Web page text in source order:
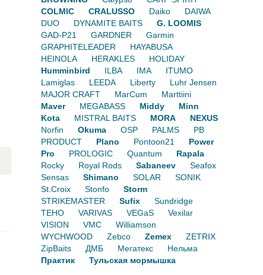
COLMIC
CRALUSSO Daiko
DAIWA
DUO
DYNAMITE BAITS
G. LOOMIS
GAD-P21
GARDNER
Garmin
GRAPHITELEADER
HAYABUSA
HEINOLA
HERAKLES
HOLIDAY
Humminbird
ILBA IMA
ITUMO
Lamiglas
LEEDA Liberty
Luhr Jensen
MAJOR CRAFT
MarCum
Marttiini
Maver
MEGABASS Middy
Minn
Kota
MISTRAL BAITS MORA
NEXUS
Norfin
Okuma OSP PALMS
PB
PRODUCT
Plano Pontoon21
Power
Pro
PROLOGIC Quantum
Rapala
Rocky
Royal Rods Sabaneev
Seafox
Sensas
Shimano SOLAR
SONIK
St.Croix
Stonfo
Storm
STRIKEMASTER
Sufix
Sundridge
TEHO
VARIVAS VEGaS
Vexilar
VISION
VMC
Williamson
WYCHWOOD
Zebco Zemex
ZETRIX
ZipBaits
ДМБ Мегатекс
Нельма
Практик
Тульская мормышка